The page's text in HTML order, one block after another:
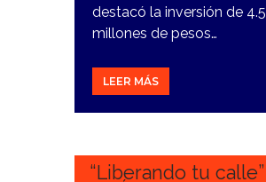
destacó la inversión de 4.5
millones de pesos…
LEER MÁS
29
“Liberando tu calle”